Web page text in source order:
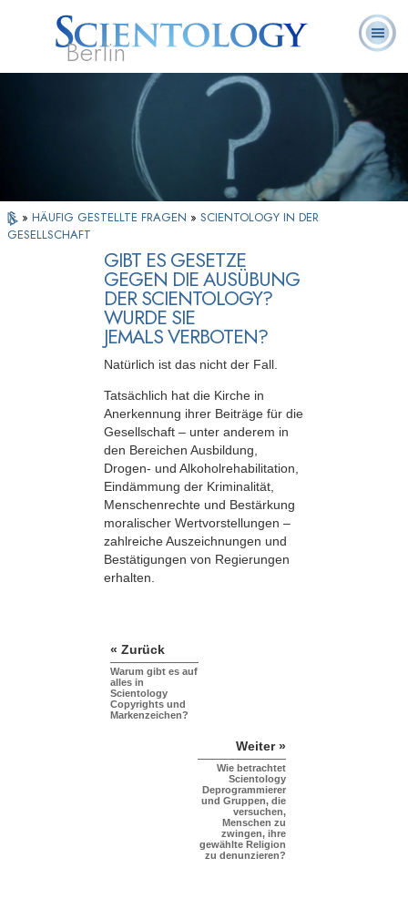
Berlin
Was ist
Scientology?
Ehrenamtliche
Geistliche
Häufig
gestellte
Fragen
» HÄUFIG GESTELLTE FRAGEN » SCIENTOLOGY IN DER
GESELLSCHAFT
GIBT ES GESETZE
GEGEN DIE AUSÜBUNG
DER SCIENTOLOGY?
WURDE SIE
JEMALS VERBOTEN?
Natürlich ist das nicht der Fall.
Tatsächlich hat die Kirche in
Anerkennung ihrer Beiträge für die
Gesellschaft – unter anderem in
den Bereichen Ausbildung,
Drogen- und Alkoholrehabilitation,
Eindämmung der Kriminalität,
Menschenrechte und Bestärkung
moralischer Wertvorstellungen –
zahlreiche Auszeichnungen und
Bestätigungen von Regierungen
erhalten.
« Zurück
Warum gibt es auf
alles in
Scientology
Copyrights und
Markenzeichen?
Weiter »
Wie betrachtet
Scientology
Deprogrammierer
und Gruppen, die
versuchen,
Menschen zu
zwingen, ihre
gewählte Religion
zu denunzieren?